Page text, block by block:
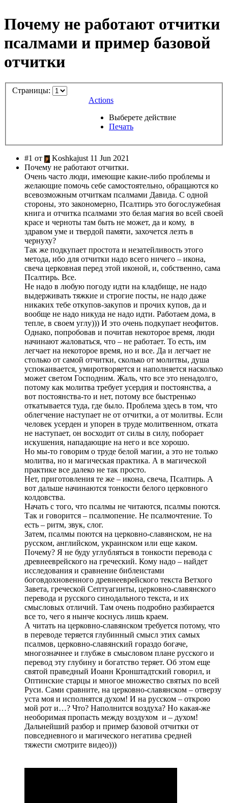
Почему не работают отчитки
псалмами и пример базовой
отчитки
Страницы:
Actions
Выберете действие
Печать
#1 от
Koshkajust 11 Jun 2021
Почему не работают отчитки.
Очень часто люди, имеющие какие-либо проблемы и
желающие помочь себе самостоятельно, обращаются ко
всевозможным отчиткам псалмами Давида. С одной
стороны, это закономерно, Псалтирь это богослужебная
книга и отчитка псалмами это белая магия во всей своей
красе и черноты там быть не может, да и кому, в
здравом уме и твердой памяти, захочется лезть в
чернуху?
Так же подкупает простота и незатейливость этого
метода, ибо для отчитки надо всего ничего – икона,
свеча церковная перед этой иконой, и, собственно, сама
Псалтирь. Все.
Не надо в любую погоду идти на кладбище, не надо
выдерживать тяжкие и строгие посты, не надо даже
никаких тебе откупов-закупов и прочих купов, да и
вообще не надо никуда не надо идти. Работаем дома, в
тепле, в своем углу))) И это очень подкупает неофитов.
Однако, попробовав и почитав некоторое время, люди
начинают жаловаться, что – не работает. То есть, им
легчает на некоторое время, но и все. Да и легчает не
столько от самой отчитки, сколько от молитвы, душа
успокаивается, умиротворяется и наполняется насколько
может светом Господним. Жаль, что все это ненадолго,
потому как молитва требует усердия и постоянства, а
вот постоянства-то и нет, потому все быстренько
откатывается туда, где было. Проблема здесь в том, что
облегчение наступает не от отчитки, а от молитвы. Если
человек усерден и упорен в труде молитвенном, отката
не наступает, он восходит от силы в силу, поборает
искушения, нападающие на него и все хорошо.
Но мы-то говорим о труде белой магии, а это не только
молитва, но и магическая практика. А в магической
практике все далеко не так просто.
Нет, приготовления те же – икона, свеча, Псалтирь. А
вот дальше начинаются тонкости белого церковного
колдовства.
Начать с того, что псалмы не читаются, псалмы поются.
Так и говорится – псалмопение. Не псалмочтение. То
есть – ритм, звук, слог.
Затем, псалмы поются на церковно-славянском, не на
русском, английском, украинском или еще каком.
Почему? Я не буду углубляться в тонкости перевода с
древнееврейского на греческий. Кому надо – найдет
исследования и сравнение библеистами
боговдохновенного древнееврейского текста Ветхого
Завета, греческой Септуагинты, церковно-славянского
перевода и русского синодального текста, и их
смысловых отличий. Там очень подробно разбирается
все то, чего я нынче коснусь лишь краем.
А читать на церковно-славянском требуется потому, что
в переводе теряется глубинный смысл этих самых
псалмов, церковно-славянский гораздо богаче,
многозначнее и глубже в смысловом плане русского и
перевод эту глубину и богатство теряет. Об этом еще
святой праведный Иоанн Кронштадтский говорил, и
Оптинские старцы и многое множество святых по всей
Руси. Сами сравните, на церковно-славянском – отверзу
уста моя и исполнятся духом! И на русском – открою
мой рот и…? Что? Наполнится воздуха? Но какая-же
необоримая пропасть между воздухом и – духом!
Дальнейший разбор и пример базовой отчитки от
повседневного и магического негатива средней
тяжести смотрите видео)))